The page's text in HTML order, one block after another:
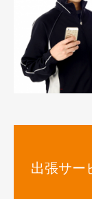
出張サー